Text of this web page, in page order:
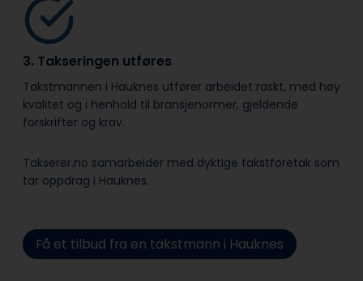
3. Takseringen utføres
Takstmannen i Hauknes utfører arbeidet raskt, med høy
kvalitet og i henhold til bransje­normer, gjeldende
forskrifter og krav.
Takserer.no samarbeider med dyktige takstforetak som
tar oppdrag i Hauknes.
Få et tilbud fra en takstmann i Hauknes